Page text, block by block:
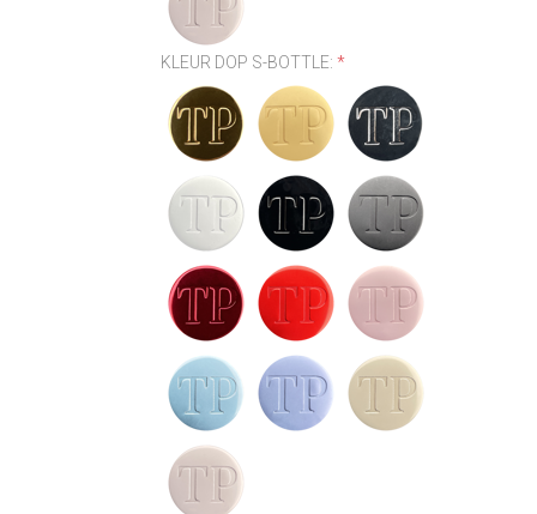
KLEUR DOP S-BOTTLE:*